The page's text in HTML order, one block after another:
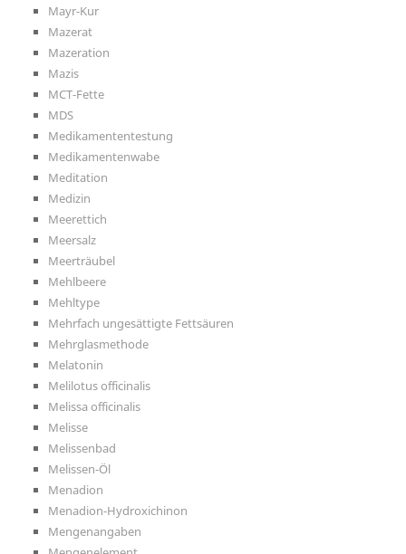
Mayr-Kur
Mazerat
Mazeration
Mazis
MCT-Fette
MDS
Medikamententestung
Medikamentenwabe
Meditation
Medizin
Meerettich
Meersalz
Meerträubel
Mehlbeere
Mehltype
Mehrfach ungesättigte Fettsäuren
Mehrglasmethode
Melatonin
Melilotus officinalis
Melissa officinalis
Melisse
Melissenbad
Melissen-Öl
Menadion
Menadion-Hydroxichinon
Mengenangaben